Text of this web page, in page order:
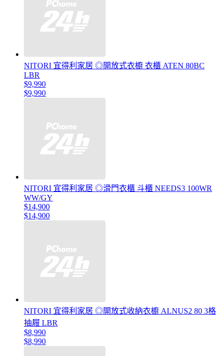
NITORI 宜得利家居 ◎開放式衣櫥 衣櫃 ATEN 80BC
LBR
$9,990
$9,990
NITORI 宜得利家居 ◎滑門衣櫃 斗櫃 NEEDS3 100WR
WW/GY
$14,900
$14,900
NITORI 宜得利家居 ◎開放式收納衣櫥 ALNUS2 80 3格
抽屜 LBR
$8,990
$8,990